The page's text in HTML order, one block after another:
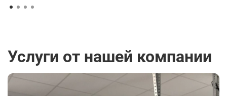
Услуги от нашей компании